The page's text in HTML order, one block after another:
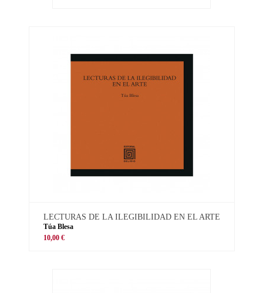
LECTURAS DE LA ILEGIBILIDAD EN EL ARTE
Túa Blesa
10,00 €